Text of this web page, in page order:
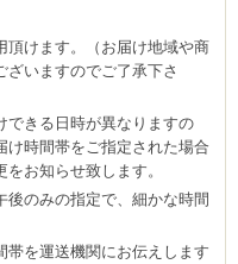
頂けます。（お届け地域や商
いますのでご了承下さ
できる日時が異なりますの
け時間帯をご指定された場合
お知らせ致します。
後のみの指定で、細かな時間
帯を運送機関にお伝えします